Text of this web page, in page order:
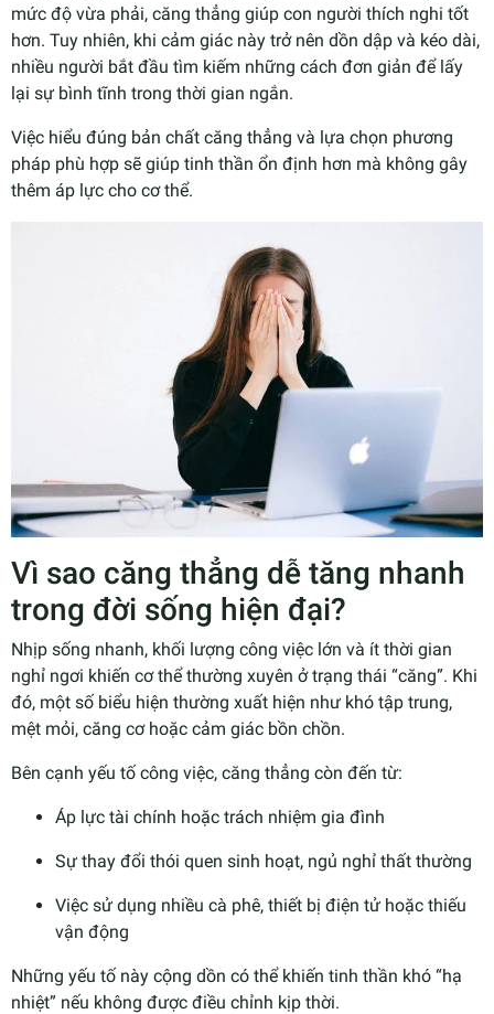
mức độ vừa phải, căng thẳng giúp con người thích nghi tốt
hơn. Tuy nhiên, khi cảm giác này trở nên dồn dập và kéo dài,
nhiều người bắt đầu tìm kiếm những cách đơn giản để lấy
lại sự bình tĩnh trong thời gian ngắn.
Việc hiểu đúng bản chất căng thẳng và lựa chọn phương
pháp phù hợp sẽ giúp tinh thần ổn định hơn mà không gây
thêm áp lực cho cơ thể.
Vì sao căng thẳng dễ tăng nhanh
trong đời sống hiện đại?
Nhịp sống nhanh, khối lượng công việc lớn và ít thời gian
nghỉ ngơi khiến cơ thể thường xuyên ở trạng thái “căng”. Khi
đó, một số biểu hiện thường xuất hiện như khó tập trung,
mệt mỏi, căng cơ hoặc cảm giác bồn chồn.
Bên cạnh yếu tố công việc, căng thẳng còn đến từ:
Áp lực tài chính hoặc trách nhiệm gia đình
Sự thay đổi thói quen sinh hoạt, ngủ nghỉ thất thường
Việc sử dụng nhiều cà phê, thiết bị điện tử hoặc thiếu
vận động
Những yếu tố này cộng dồn có thể khiến tinh thần khó “hạ
nhiệt” nếu không được điều chỉnh kịp thời.